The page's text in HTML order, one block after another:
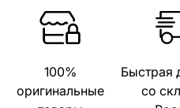
100%
оригинальные
Быстрая
со